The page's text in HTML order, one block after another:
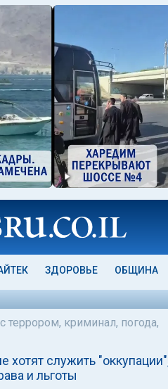
ЗДОРОВЬЕ ОБЩИНА
террором, криминал, погода,
хотят служить
и льготы